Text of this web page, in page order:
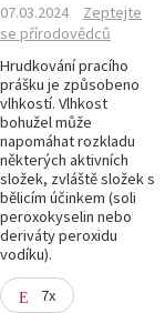
07.03.2024
Zeptejte
se přírodovědců
Hrudkování pracího
prášku je způsobeno
vlhkostí. Vlhkost
bohužel může
napomáhat rozkladu
některých aktivních
složek, zvláště složek s
bělicím účinkem (soli
peroxokyselin nebo
deriváty peroxidu
vodíku).
7x